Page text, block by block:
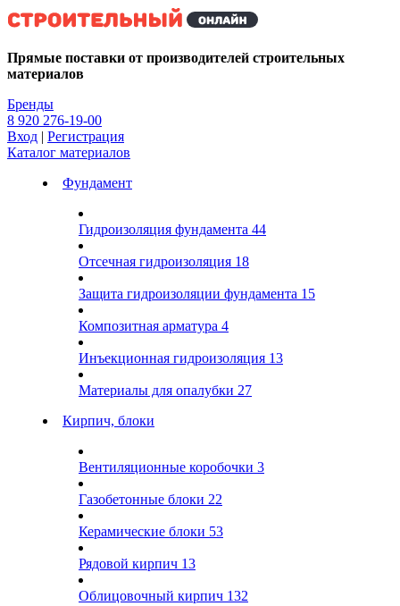
Kg
Прямые поставки от производителей строительных
материалов
Бренды
8 920 276-19-00
Вход | Регистрация
Каталог материалов
Фундамент
Гидроизоляция фундамента 44
Отсечная гидроизоляция 18
Защита гидроизоляции фундамента 15
Композитная арматура 4
Инъекционная гидроизоляция 13
Материалы для опалубки 27
Кирпич, блоки
Вентиляционные коробочки 3
Газобетонные блоки 22
Керамические блоки 53
Рядовой кирпич 13
Облицовочный кирпич 132